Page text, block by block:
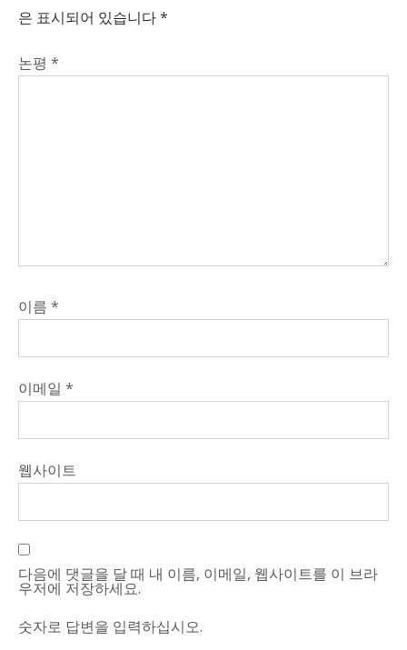
은 표시되어 있습니다*
논평 *
이름 *
이메일 *
웹사이트
다음에 댓글을 달 때 내 이름, 이메일, 웹사이트를 이 브라
우저에 저장하세요.
숫자로 답변을 입력하십시오.